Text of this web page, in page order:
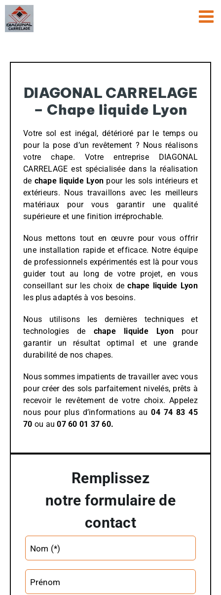
Passer
au
contenu
DIAGONAL CARRELAGE
– Chape liquide Lyon
Votre sol est inégal, détérioré par le temps ou
pour la pose d’un revêtement ? Nous réalisons
votre chape. Votre entreprise DIAGONAL
CARRELAGE est spécialisée dans la réalisation
de chape liquide Lyon pour les sols intérieurs et
extérieurs. Nous travaillons avec les meilleurs
matériaux pour vous garantir une qualité
supérieure et une finition irréprochable.
Nous mettons tout en œuvre pour vous offrir
une installation rapide et efficace. Notre équipe
de professionnels expérimentés est là pour vous
guider tout au long de votre projet, en vous
conseillant sur les choix dechape liquide Lyon
les plus adaptés à vos besoins.
Nous utilisons les dernières techniques et
technologies de chape liquide Lyon pour
garantir un résultat optimal et une grande
durabilité de nos chapes.
Nous sommes impatients de travailler avec vous
pour créer des sols parfaitement nivelés, prêts à
recevoir le revêtement de votre choix. Appelez
nous pour plus d’informations au04 74 83 45
70 ou au07 60 01 37 60.
Remplissez
notre formulaire de
contact
Nom (*)
Prénom